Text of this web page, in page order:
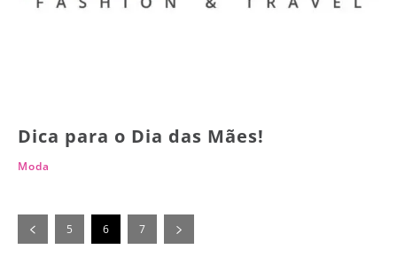
Dica para o Dia das Mães!
Moda
5 6 7